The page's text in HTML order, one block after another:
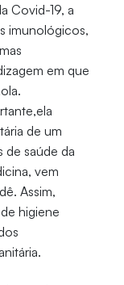
Covid-19, a
imunológicos,
em que
de um
de saúde da
vem
Assim,
higiene